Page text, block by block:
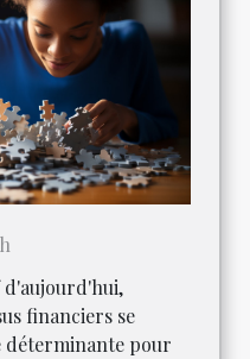
d'aujourd'hui,
financiers se
déterminante pour